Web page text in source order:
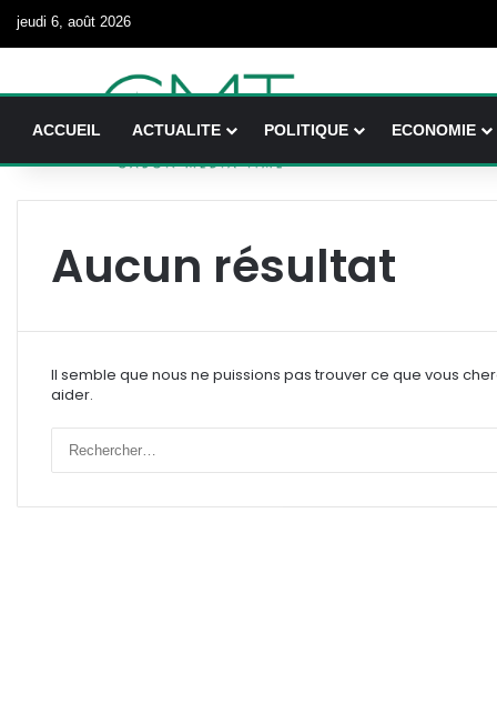
jeudi 6, août 2026
ACCUEIL ACTUALITE POLITIQUE ECONOMIE
Aucun résultat
Il semble que nous ne puissions pas trouver ce que vous
aider.